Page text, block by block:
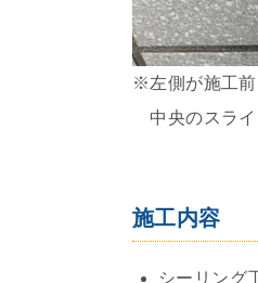
※左側が施工前
中央のスライ
施工内容
シーリング